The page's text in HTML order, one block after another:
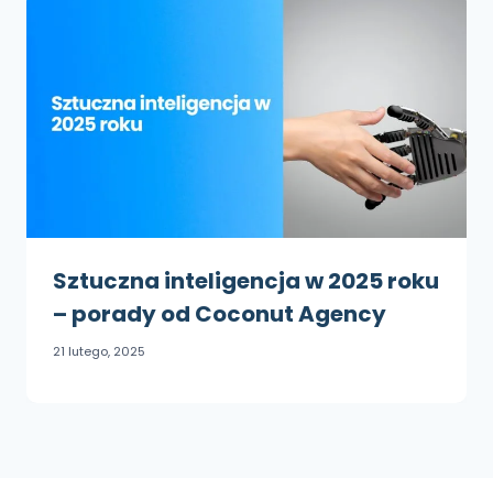
Sztuczna inteligencja w 2025 roku
– porady od Coconut Agency
21 lutego, 2025